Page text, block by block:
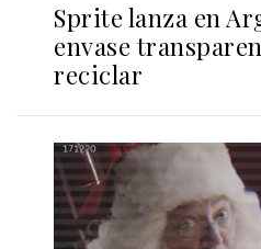
Sprite lanza en
envase
reciclar